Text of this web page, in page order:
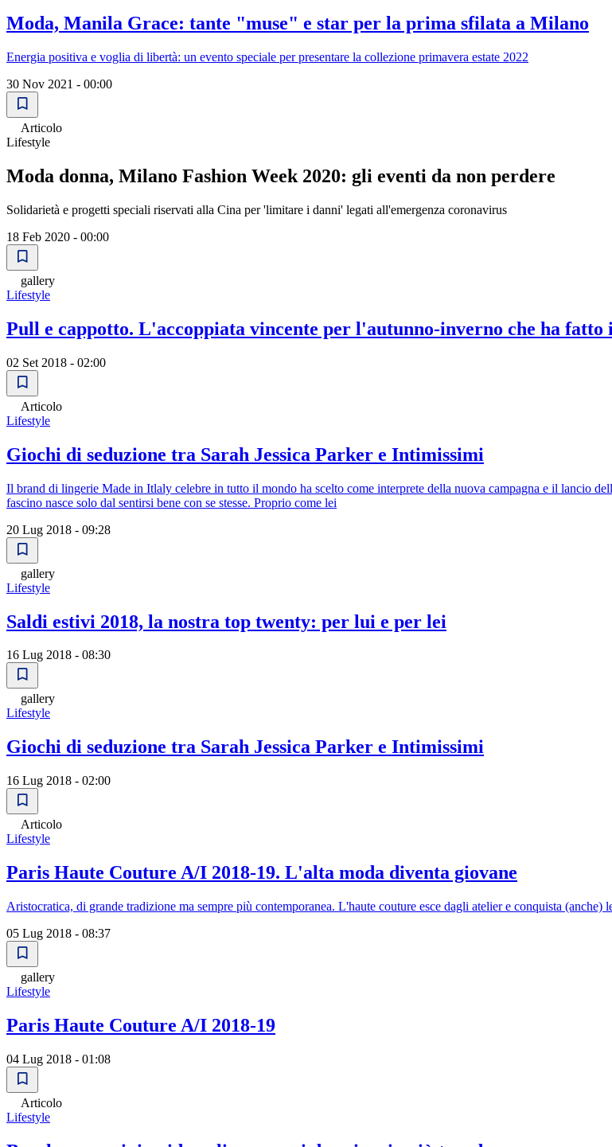
Moda, Manila Grace: tante "muse" e star per la prima sfilata a Milano
Energia positiva e voglia di libertà: un evento speciale per presentare la collezione primavera estate 2022
30 Nov 2021 - 00:00
Articolo
Lifestyle
Moda donna, Milano Fashion Week 2020: gli eventi da non perdere
Solidarietà e progetti speciali riservati alla Cina per 'limitare i danni' legati all'emergenza coronavirus
18 Feb 2020 - 00:00
gallery
Lifestyle
Pull e cappotto. L'accoppiata vincente per l'autunno-inverno che ha fatto
02 Set 2018 - 02:00
Articolo
Lifestyle
Giochi di seduzione tra Sarah Jessica Parker e Intimissimi
Il brand di lingerie Made in Itlaly celebre in tutto il mondo ha scelto come interprete della nuova campagna e il lancio
fascino nasce solo dal sentirsi bene con se stesse. Proprio come lei
20 Lug 2018 - 09:28
gallery
Lifestyle
Saldi estivi 2018, la nostra top twenty: per lui e per lei
16 Lug 2018 - 08:30
gallery
Lifestyle
Giochi di seduzione tra Sarah Jessica Parker e Intimissimi
16 Lug 2018 - 02:00
Articolo
Lifestyle
Paris Haute Couture A/I 2018-19. L'alta moda diventa giovane
Aristocratica, di grande tradizione ma sempre più contemporanea. L'haute couture esce dagli atelier e conquista (anche)
05 Lug 2018 - 08:37
gallery
Lifestyle
Paris Haute Couture A/I 2018-19
04 Lug 2018 - 01:08
Articolo
Lifestyle